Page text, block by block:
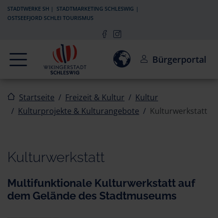
Zur Navigation springen
Zum Inhalt springen
STADTWERKE SH
STADTMARKETING SCHLESWIG
OSTSEEFJORD SCHLEI TOURISMUS
Navigation Einwilligung zur Aktivierung
Bürgerportal
Startseite Freizeit & Kultur
Kultur
Kulturprojekte & Kulturangebote
Kulturwerkstatt
Kulturwerkstatt
Multifunktionale Kulturwerkstatt auf
dem Gelände des Stadtmuseums